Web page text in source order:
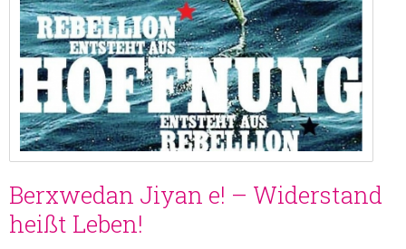
Berxwedan Jiyan e! – Widerstand
heißt Leben!